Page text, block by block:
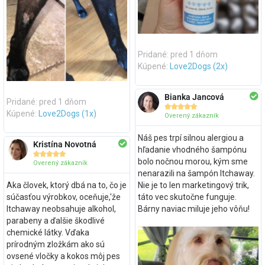
Pridané: pred 1 dňom
Kúpené:
Love2Dogs (1x)
Kristína Novotná

Overený zákazník
Aka človek, ktorý dbá na to, čo je
súčasťou výrobkov, oceňuje,'že
Itchaway neobsahuje alkohol,
parabeny a ďalšie škodlivé
chemické látky. Vďaka
prírodným zložkám ako sú
ovsené vločky a kokos môj pes
Pridané: pred 1 dňom
Kúpené:
Love2Dogs (2x)
Bianka Jancová

Overený zákazník
Náš pes trpí silnou alergiou a
hľadanie vhodného šampónu
bolo nočnou morou, kým sme
nenarazili na šampón Itchaway.
Nie je to len marketingový trik,
táto vec skutočne funguje.
Bárny naviac miluje jeho vôňu!